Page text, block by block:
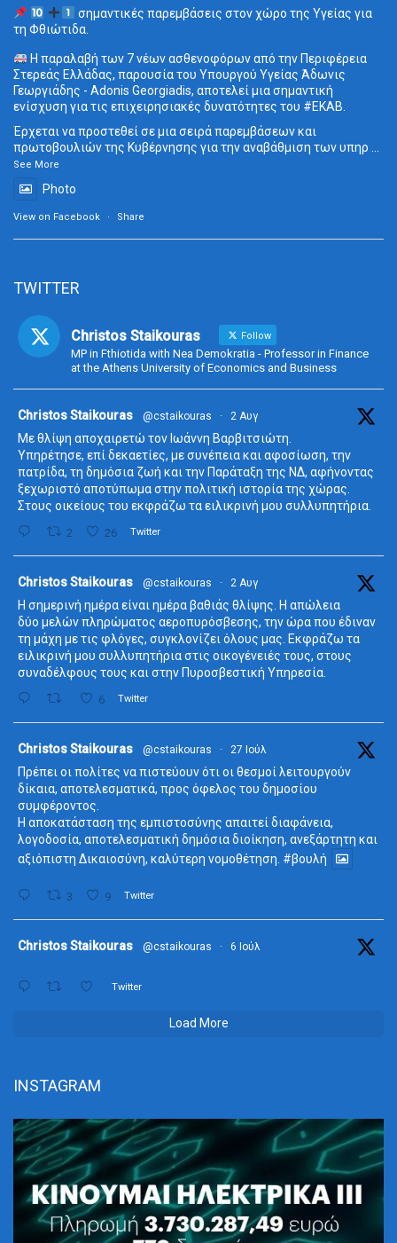
σημαντικές παρεμβάσεις στον χώρο της Υγείας για
τη Φθιώτιδα.
Η παραλαβή των 7 νέων ασθενοφόρων από την Περιφέρεια
Στερεάς Ελλάδας, παρουσία του Υπουργού Υγείας Άδωνις
Γεωργιάδης - Adonis Georgiadis, αποτελεί μια σημαντική
ενίσχυση για τις επιχειρησιακές δυνατότητες του #ΕΚΑΒ
Έρχεται να προστεθεί σε μια σειρά παρεμβάσεων και
πρωτοβουλιών της Κυβέρνησης για την αναβάθμιση των υπηρ
See More
Photo
View on Facebook · Share
TWITTER
Christos Staikouras Follow
MP in Fthiotida with Nea Demokratia - Professor in Finance
at the Athens University of Economics and Business
Christos Staikouras @cstaikouras · 2 Αυγ
Με θλίψη αποχαιρετώ τον Ιωάννη Βαρβιτσιώτη.
Υπηρέτησε, επί δεκαετίες, με συνέπεια και αφοσίωση, την
πατρίδα, τη δημόσια ζωή και την Παράταξη της ΝΔ, αφήνοντας
ξεχωριστό αποτύπωμα στην πολιτική ιστορία της χώρας.
Στους οικείους του εκφράζω τα ειλικρινή μου συλλυπητήρια.
2 26 Twitter
Christos Staikouras @cstaikouras · 2 Αυγ
Η σημερινή ημέρα είναι ημέρα βαθιάς θλίψης. Η απώλεια
δύο μελών πληρώματος αεροπυρόσβεσης, την ώρα που έδιναν
τη μάχη με τις φλόγες, συγκλονίζει όλους μας. Εκφράζω τα
ειλικρινή μου συλλυπητήρια στις οικογένειές τους, στους
συναδέλφους τους και στην Πυροσβεστική Υπηρεσία.
6 Twitter
Christos Staikouras @cstaikouras · 27 Ιούλ
Πρέπει οι πολίτες να πιστεύουν ότι οι θεσμοί λειτουργούν
δίκαια, αποτελεσματικά, προς όφελος του δημοσίου
συμφέροντος.
Η αποκατάσταση της εμπιστοσύνης απαιτεί διαφάνεια,
λογοδοσία, αποτελεσματική δημόσια διοίκηση, ανεξάρτητη και
αξιόπιστη Δικαιοσύνη, καλύτερη νομοθέτηση. #βουλή
3 9 Twitter
Christos Staikouras @cstaikouras · 6 Ιούλ
Twitter
Load More
INSTAGRAM